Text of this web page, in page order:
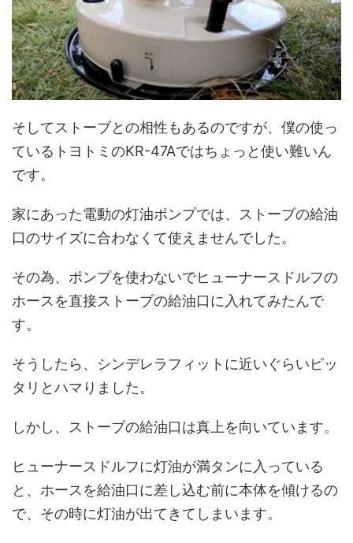
そしてストーブとの相性もあるのですが、僕の使っ
ているトヨトミのKR-47Aではちょっと使い難いん
です。
家にあった電動の灯油ポンプでは、ストーブの給油
口のサイズに合わなくて使えませんでした。
その為、ポンプを使わないでヒューナースドルフの
ホースを直接ストーブの給油口に入れてみたんで
す。
そうしたら、シンデレラフィットに近いぐらいピッ
タリとハマりました。
しかし、ストーブの給油口は真上を向いています。
ヒューナースドルフに灯油が満タンに入っている
と、ホースを給油口に差し込む前に本体を傾けるの
で、その時に灯油が出てきてしまいます。